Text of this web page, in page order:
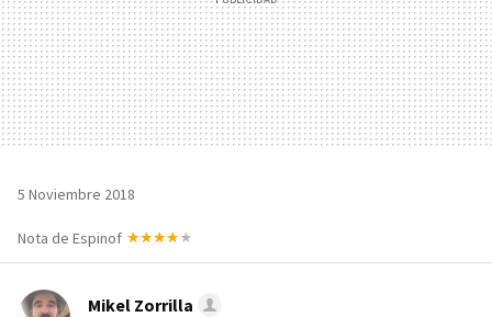
5 Noviembre 2018
Nota de Espinof
Mikel Zorrilla